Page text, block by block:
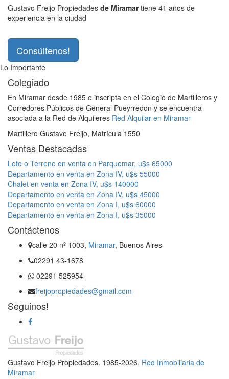
Gustavo Freijo Propiedades de Miramartiene 41 años de
experiencia en la ciudad
Consúltenos!
Lo Importante
Colegiado
En Miramar desde 1985 e inscripta en el Colegio de Martilleros y
Corredores Públicos de General Pueyrredon y se encuentra
asociada a la Red de Alquileres Red Alquilar en Miramar
Martillero Gustavo Freijo, Matrícula 1550
Ventas Destacadas
Lote o Terreno en venta en Parquemar, u$s 65000
Departamento en venta en Zona IV, u$s 55000
Chalet en venta en Zona IV, u$s 140000
Departamento en venta en Zona IV, u$s 45000
Departamento en venta en Zona I, u$s 60000
Departamento en venta en Zona I, u$s 35000
Contáctenos
calle 20 nº 1003, Miramar, Buenos Aires
02291 43-1678
02291 525954
freijopropiedades@gmail.com
Seguinos!
Gustavo Freijo Propiedades. 1985-2026. Red Inmobiliaria de
Miramar